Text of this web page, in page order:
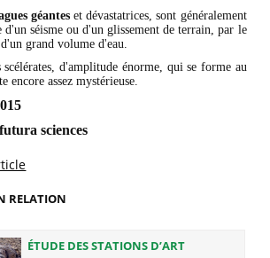
géantes et dévastatrices, sont généralement
d'un séisme ou d'un glissement de terrain, par le
grand volume d'eau.
d'amplitude énorme, qui se forme au
encore assez mystérieuse.
futura sciences
RELATION
ÉTUDE DES STATIONS D’ART